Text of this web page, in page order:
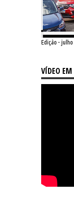
Edição -
VÍDEO EM